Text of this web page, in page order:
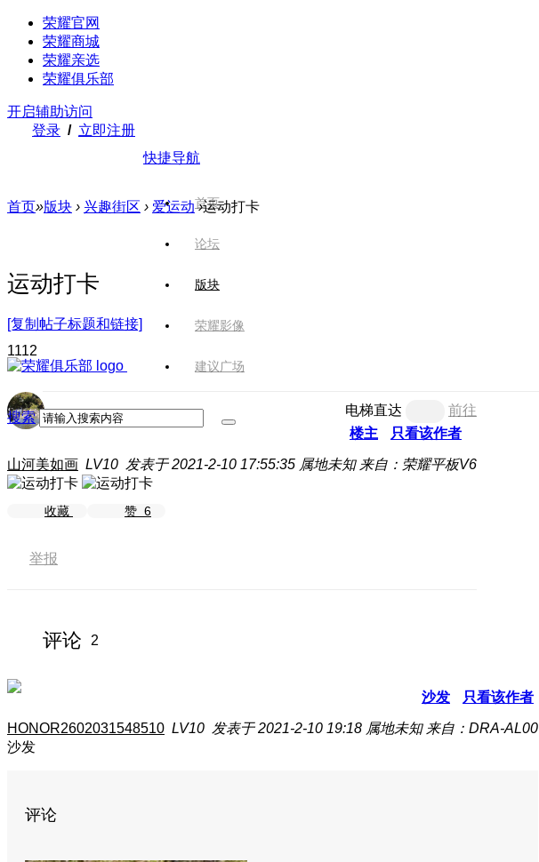
荣耀官网
荣耀商城
荣耀亲选
荣耀俱乐部
开启辅助访问
登录 / 立即注册
快捷导航
首页
论坛
版块
荣耀影像
建议广场
搜索
首页»版块 › 兴趣街区 › 爱运动 ›运动打卡
运动打卡
[复制帖子标题和链接]
1112
电梯直达
前往
楼主
只看该作者
山河美如画 LV10 发表于 2021-2-10 17:55:35 属地未知 来自：荣耀平板V6
收藏 赞 6
举报
评论 2
沙发 只看该作者
HONOR2602031548510 LV10 发表于 2021-2-10 19:18 属地未知 来自：DRA-AL00
沙发
评论